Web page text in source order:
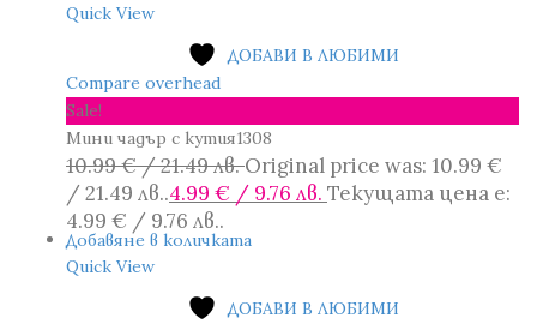
Quick View
ДОБАВИ В ЛЮБИМИ
Compare overhead
Sale!
Мини чадър с кутия1308
10.99€/ 21.49 лв.Original price was: 10.99 €
/ 21.49 лв..4.99 € / 9.76 лв. Текущата цена е:
4.99 € / 9.76 лв..
Добавяне в количката
Quick View
ДОБАВИ В ЛЮБИМИ